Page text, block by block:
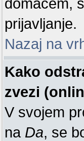
prijavljanje.
Nazaj na
Kako
zvezi
V svojem
na Da, se